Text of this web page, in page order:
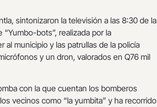
sintonizaron la televisión a las 8:30 de la
bots”, realizada por la
al municipio y las patrullas de la policía
y un dron, valorados en Q76 mil
con la que cuentan los bomberos
vecinos como “la yumbita” y ha recorrido